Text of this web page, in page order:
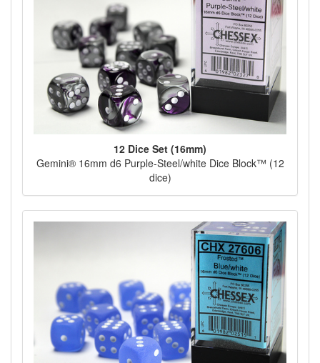
12 Dice Set (16mm)
Gemini® 16mm d6 Purple-Steel/white Dice Block™ (12
dice)